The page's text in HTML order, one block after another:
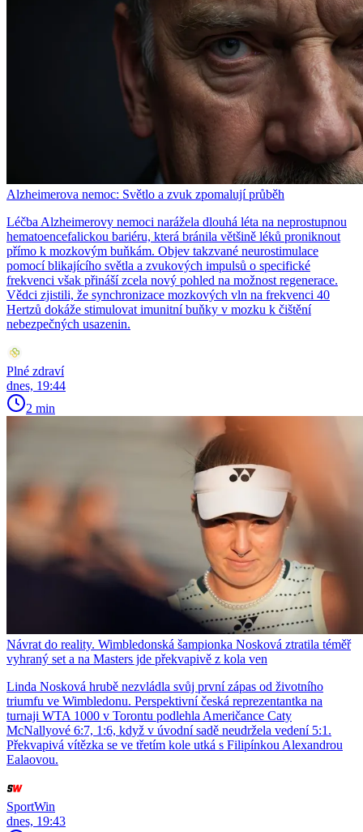
Alzheimerova nemoc: Světlo a zvuk zpomalují průběh
Léčba Alzheimerovy nemoci narážela dlouhá léta na neprostupnou
hematoencefalickou bariéru, která bránila většině léků proniknout
přímo k mozkovým buňkám. Objev takzvané neurostimulace
pomocí blikajícího světla a zvukových impulsů o specifické
frekvenci však přináší zcela nový pohled na možnost regenerace.
Vědci zjistili, že synchronizace mozkových vln na frekvenci 40
Hertzů dokáže stimulovat imunitní buňky v mozku k čištění
nebezpečných usazenin.
Plné zdraví
dnes, 19:44
2 min
Návrat do reality. Wimbledonská šampionka Nosková ztratila téměř
vyhraný set a na Masters jde překvapivě z kola ven
Linda Nosková hrubě nezvládla svůj první zápas od životního
triumfu ve Wimbledonu. Perspektivní česká reprezentantka na
turnaji WTA 1000 v Torontu podlehla Američance Caty
McNallyové 6:7, 1:6, když v úvodní sadě neudržela vedení 5:1.
Překvapivá vítězka se ve třetím kole utká s Filipínkou Alexandrou
Ealaovou.
SportWin
dnes, 19:43